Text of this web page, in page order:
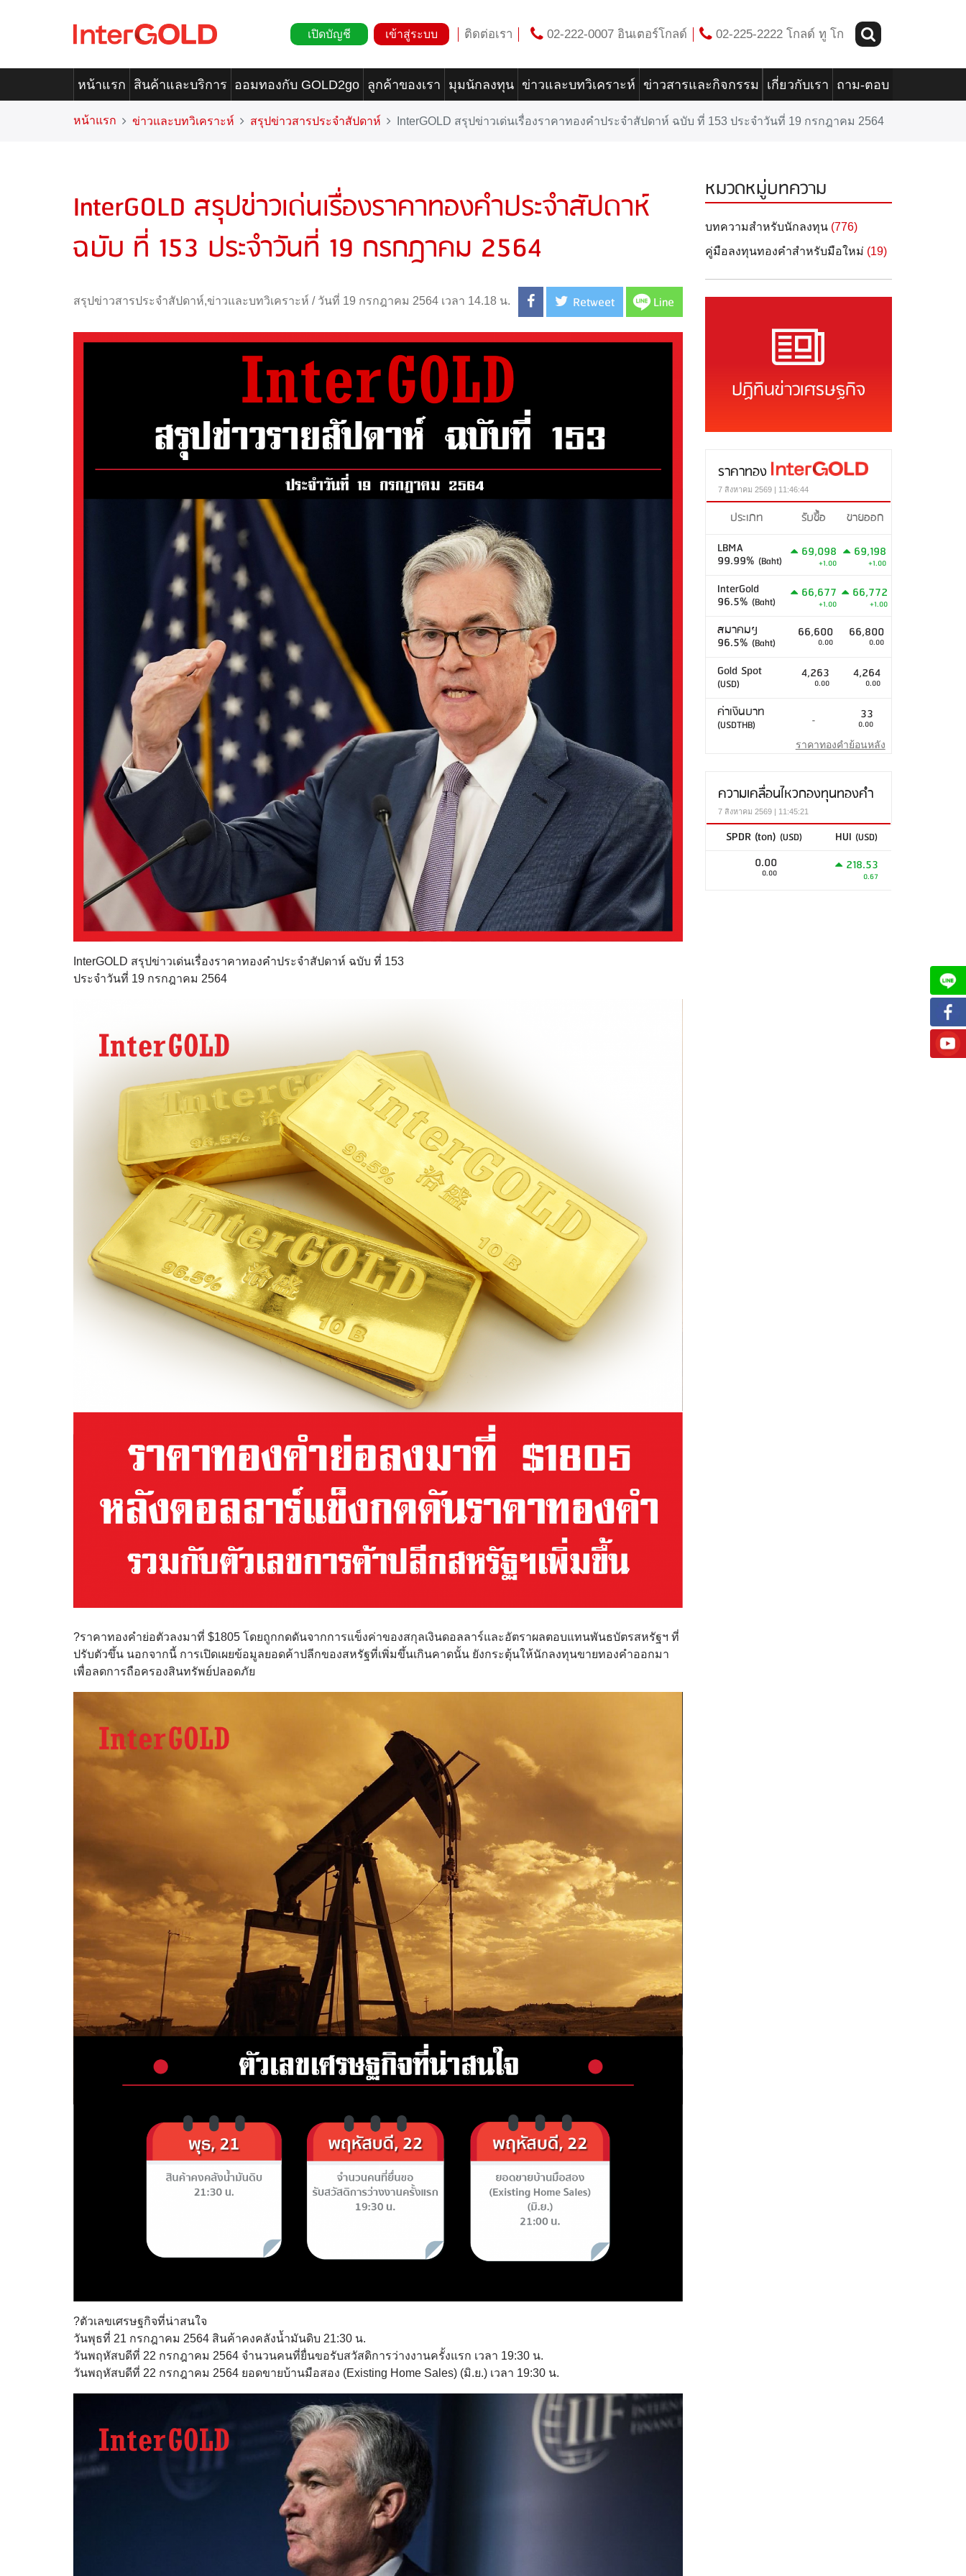
เปิดบัญชี เข้าสู่ระบบ ติดต่อเรา 02-222-0007 อินเตอร์โกลด์ 02-225-2222 โกลด์ ทู โก
หน้าแรก สินค้าและบริการ ออมทองกับ GOLD2go ลูกค้าของเรา มุมนักลงทุน ข่าวและบทวิเคราะห์ ข่าวสารและกิจกรรม เกี่ยวกับเรา ถาม-ตอบ
หน้าแรก ข่าวและบทวิเคราะห์ สรุปข่าวสารประจำสัปดาห์ InterGOLD สรุปข่าวเด่นเรื่องราคาทองคำประจำสัปดาห์ ฉบับ ที่ 153 ประจำวันที่ 19 กรกฎาคม 2564
InterGOLD สรุปข่าวเด่นเรื่องราคาทองคำประจำสัปดาห์
ฉบับ ที่ 153 ประจำวันที่ 19 กรกฎาคม 2564
สรุปข่าวสารประจำสัปดาห์,ข่าวและบทวิเคราะห์ / วันที่ 19 กรกฎาคม 2564 เวลา 14.18 น. Retweet Line
InterGOLD สรุปข่าวเด่นเรื่องราคาทองคำประจำสัปดาห์ ฉบับ ที่ 153
ประจำวันที่ 19 กรกฎาคม 2564
?ราคาทองคำย่อตัวลงมาที่ $1805 โดยถูกกดดันจากการแข็งค่าของสกุลเงินดอลลาร์และอัตราผลตอบแทนพันธบัตรสหรัฐฯ ที่
ปรับตัวขึ้น นอกจากนี้ การเปิดเผยข้อมูลยอดค้าปลีกของสหรัฐที่เพิ่มขึ้นเกินคาดนั้น ยังกระตุ้นให้นักลงทุนขายทองคำออกมา
เพื่อลดการถือครองสินทรัพย์ปลอดภัย
?ตัวเลขเศรษฐกิจที่น่าสนใจ
วันพุธที่ 21 กรกฎาคม 2564 สินค้าคงคลังน้ำมันดิบ 21:30 น.
วันพฤหัสบดีที่ 22 กรกฎาคม 2564 จำนวนคนที่ยื่นขอรับสวัสดิการว่างงานครั้งแรก เวลา 19:30 น.
วันพฤหัสบดีที่ 22 กรกฎาคม 2564 ยอดขายบ้านมือสอง (Existing Home Sales) (มิ.ย.) เวลา 19:30 น.
หมวดหมู่บทความ
บทความสำหรับนักลงทุน (776)
คู่มือลงทุนทองคำสำหรับมือใหม่ (19)
ปฏิทินข่าวเศรษฐกิจ
ราคาทอง
7 สิงหาคม 2569 | 11:46:44
ประเภท รับซื้อ
ขายออก
LBMA
99.99% (Baht)
69,098
+1.00
69,198
+1.00
InterGold
96.5% (Baht)
66,677
+1.00
66,772
+1.00
สมาคมฯ
96.5% (Baht)
66,600
0.00
66,800
0.00
Gold Spot
(USD)
4,263
0.00
4,264
0.00
ค่าเงินบาท
(USDTHB) - 33
0.00
ราคาทองคำย้อนหลัง
ความเคลื่อนไหวกองทุนทองคำ
7 สิงหาคม 2569 | 11:45:21
SPDR (ton) (USD) HUI (USD)
0.00
0.00 218.53
0.67